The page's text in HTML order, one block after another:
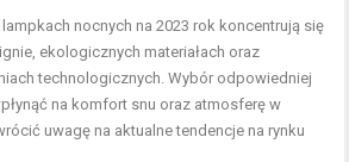
nocnych na 2023 rok koncentrują się
ekologicznych materiałach oraz
technologicznych. Wybór odpowiedniej
na komfort snu oraz atmosferę w
uwagę na aktualne tendencje na rynku